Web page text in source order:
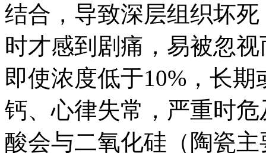
结合，导致深层组织坏死
时才感到剧痛，易被忽视
即使浓度低于10%，长
钙、心律失常，严重时危
酸会与二氧化硅（陶瓷